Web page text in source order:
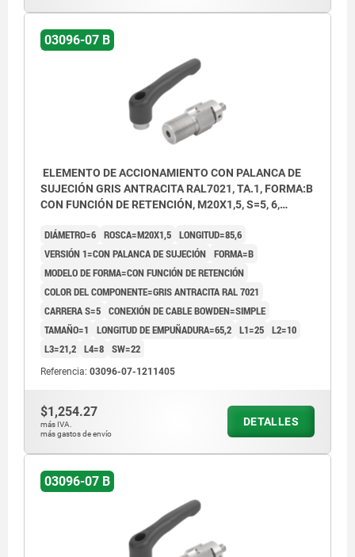
03096-07 B
ELEMENTO DE ACCIONAMIENTO CON PALANCA DE
SUJECIÓN GRIS ANTRACITA RAL7021, TA.1, FORMA:B
CON FUNCIÓN DE RETENCIÓN, M20X1,5, S=5, 6,
COMP:TERMOPLÁSTICO
DIÁMETRO=6 ROSCA=M20X1,5 LONGITUD=85,6
VERSIÓN 1=CON PALANCA DE SUJECIÓN FORMA=B
MODELO DE FORMA=CON FUNCIÓN DE RETENCIÓN
COLOR DEL COMPONENTE=GRIS ANTRACITA RAL 7021
CARRERA S=5 CONEXIÓN DE CABLE BOWDEN=SIMPLE
TAMAÑO=1
LONGITUD DE EMPUÑADURA=65,2 L1=25 L2=10
L3=21,2 L4=8 SW=22
Referencia: 03096-07-1211405
$1,254.27
más IVA.
más gastos de envío
DETALLES
03096-07 B